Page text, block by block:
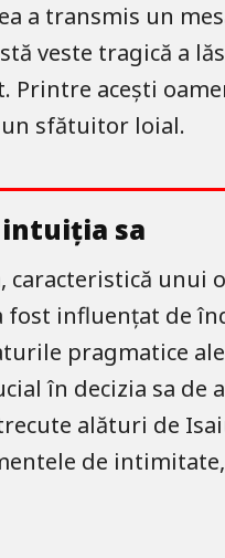
a transmis un
veste tragică a
acești
un sfătuitor loial.
intuiția sa
unui
fost influențat de
pragmatice
în decizia sa de
alături de
de